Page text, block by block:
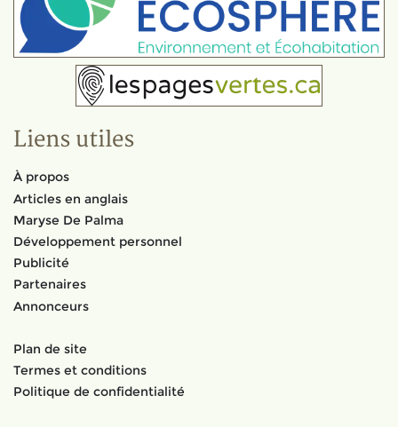
Liens utiles
À propos
Articles en anglais
Maryse De Palma
Développement personnel
Publicité
Partenaires
Annonceurs
Plan de site
Termes et conditions
Politique de confidentialité